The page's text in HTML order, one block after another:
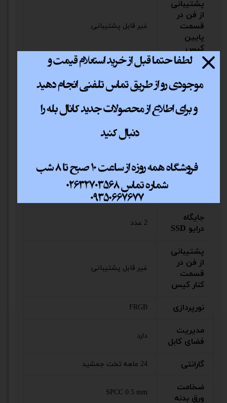
پشتیبانی
از فن در
قسمت
پایین
کیس
غیر قابل پشتیبانی
پشتیبانی
از فن در
قسمت
بالای کیس
غیر قابل پشتیبانی
ندارد
جایگاه
پایین
جایگاه
درایو SSD
2 عدد
پشتیبانی
از فن در
قسمت
کنار کیس
غیر قابل پشتیبانی
نور‌پردازی FRGB
مدیریت
فضای کابل
دارد
گارانتی 24 ماهه تخت جمشید
ضخامت
ورق بدنه
SPCC 0.5 mm